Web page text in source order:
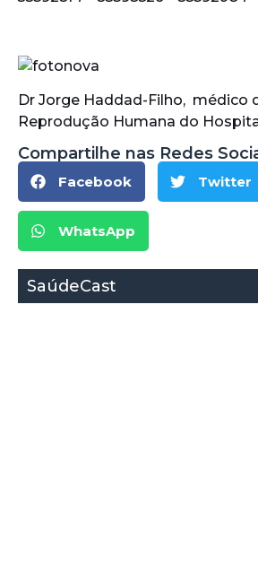
Dr Jorge Haddad-Filho, médico
Reprodução Humana do
Compartilhe nas Redes
Facebook Twitter
WhatsApp
SaúdeCast